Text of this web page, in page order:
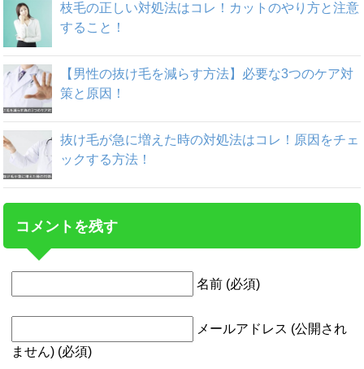
枝毛の正しい対処法はコレ！カットのやり方と注意
すること！
【男性の抜け毛を減らす方法】必要な3つのケア対
策と原因！
抜け毛が急に増えた時の対処法はコレ！原因をチェ
ックする方法！
コメントを残す
名前 (必須)
メールアドレス (公開され
ません) (必須)